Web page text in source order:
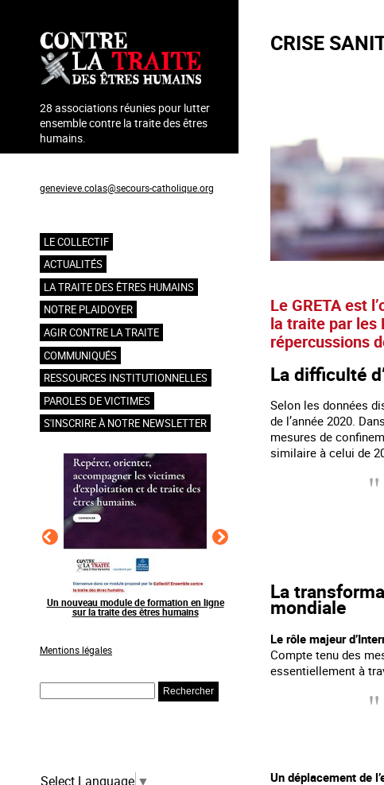
contenu
principal
28 associations réunies pour lutter
ensemble contre la traite des êtres
humains.
genevieve.colas@secours-catholique.org
Navigation
principale
LE COLLECTIF
ACTUALITÉS
LA TRAITE DES ÊTRES HUMAINS
NOTRE PLAIDOYER
AGIR CONTRE LA TRAITE
COMMUNIQUÉS
RESSOURCES INSTITUTIONNELLES
PAROLES DE VICTIMES
S'INSCRIRE À NOTRE NEWSLETTER
module de formation en ligne
la traite des êtres humains
Raising awareness on the sidelines of major
sporting events
Agir
Mentions légales
Select Language ▼
CRISE
Le GRETA est
la traite par les
répercussions
La difficulté
Selon les données
de l’année 2020.
mesures de
similaire à celui de
La
mondiale
Le rôle majeur
Compte tenu des
essentiellement à
Un déplacement de